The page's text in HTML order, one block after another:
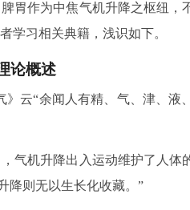
胃作为中焦气机升降之枢纽，
学习相关典籍，浅识如下。
论概述
云“余闻人有精、气、津、液
气机升降出入运动维护了人体
降则无以生长化收藏。”